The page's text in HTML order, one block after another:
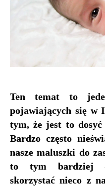
Ten temat to
pojawiających się w
tym, że jest to dosyć
Bardzo często
nasze maluszki do
to tym bardziej
skorzystać nieco z